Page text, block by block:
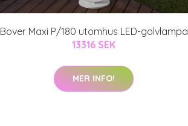
Bover Maxi P/180 utomhus LED-golvlampa
13316 SEK
MER INFO!